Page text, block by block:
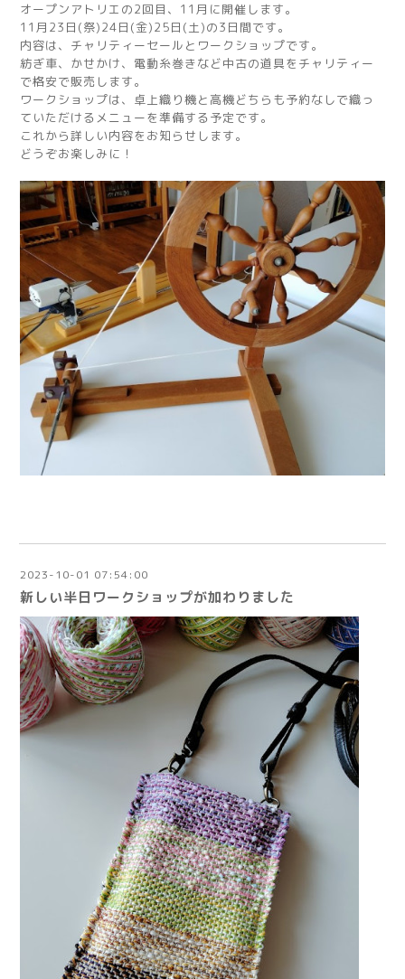
オープンアトリエの2回目、11月に開催します。
11月23日(祭)24日(金)25日(土)の3日間です。
内容は、チャリティーセールとワークショップです。
紡ぎ車、かせかけ、電動糸巻きなど中古の道具をチャリティー
で格安で販売します。
ワークショップは、卓上織り機と高機どちらも予約なしで織っ
ていただけるメニューを準備する予定です。
これから詳しい内容をお知らせします。
どうぞお楽しみに！
2023-10-01 07:54:00
新しい半日ワークショップが加わりました